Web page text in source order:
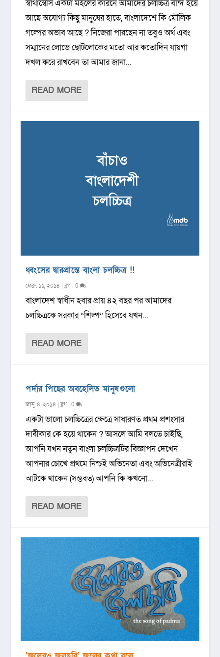
স্বার্থান্বেসি একটা মহলের কারনে আমাদের চলচ্চিত্র বন্দি হয়ে
আছে অযোগ্য কিছু মানুষের হাতে, বাংলাদেশে কি মৌলিক
গল্পের অভাব আছে ? নিজেরা পারছেন না তবুও অর্থ এবং
সম্মানের লোভে ছোটলোকের মতো আর কতোদিন যায়গা
দখল করে রাখবেন তা আমার জানা...
READ MORE
ধ্বংসের দ্বারপ্রান্তে বাংলা চলচ্চিত্র !!
ফেব্রু. ১১, ২০১৪ |ব্লগ |0
বাংলাদেশ স্বাধীন হবার প্রায় ৪২ বছর পর আমাদের
চলচ্চিত্রকে সরকার “শিল্প” হিসেবে যখন...
READ MORE
পর্দার পিছের অবহেলিত মানুষগুলো
জানু. ৪, ২০১৪ |ব্লগ |0
একটা ভালো চলচ্চিত্রের ক্ষেত্রে সাধারণত প্রথম প্রশংসার
দাবীকার কে হয়ে থাকেন ? আসলে আমি বলতে চাইছি,
আপনি যখন নতুন বাংলা চলচ্চিত্রটির বিজ্ঞাপন দেখেন
আপনার চোখে প্রথমে নিশ্চই অভিনেতা এবং অভিনেত্রীরাই
আটকে থাকেন (সম্ভবত) আপনি কি কখনো...
READ MORE